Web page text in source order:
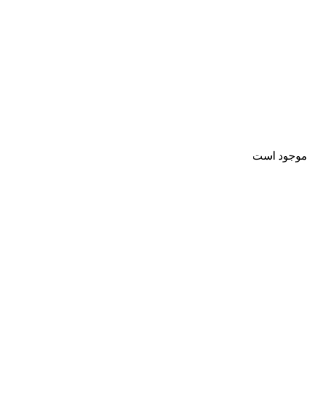
موجود است